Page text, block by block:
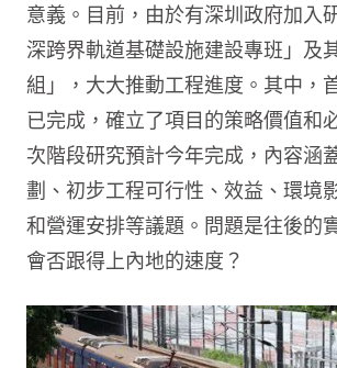
意義。目前，由於有深圳政府加入
深跨界軌道基礎設施建設專班」及
組」，大大推動工程進度。其中，
已完成，確立了項目的策略價值和
次階段研究預計今年完成，內容涵
劃、初步工程可行性、效益、環境
和營運安排等議題。問題是往後的
會否跟得上內地的速度？